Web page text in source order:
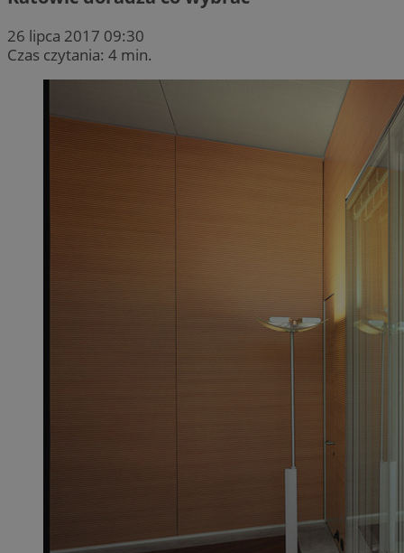
26 lipca 2017 09:30
Czas czytania: 4 min.